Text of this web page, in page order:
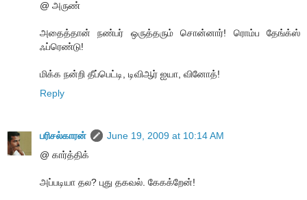
@ அருண்
அதைத்தான் நண்பர் ஒருத்தரும் சொன்னார்! ரொம்ப தேங்க்ஸ்
ஃப்ரெண்டு!
மிக்க நன்றி தீப்பெட்டி, டிவிஆர் ஐயா, வினோத்!
Reply
பரிசல்காரன்
June 19, 2009 at 10:14 AM
@ கார்த்திக்
அப்படியா தல? புது தகவல். கேகக்றேன்!